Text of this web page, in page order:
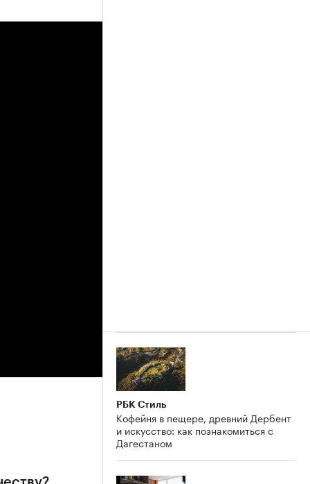
РБК Стиль
Кофейня в пещере, древний Дербент
и искусство: как познакомиться с
Дагестаном